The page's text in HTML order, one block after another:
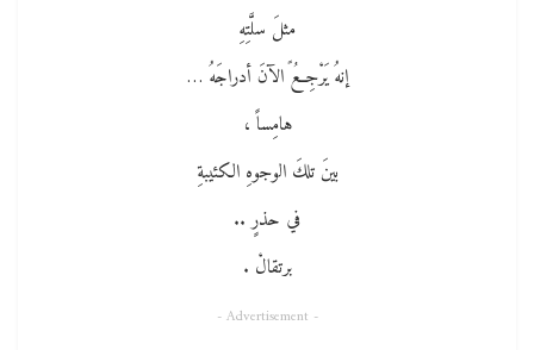
مثلَ سلَّتِهِ
إنهُ يَرْجِعًُ الآنَ أدراجَهُ …
هامِساً ،
بينَ تلكَ الوجوهِ الكئيبةِ
في حذرٍ ..
برتقالْ .
- Advertisement -